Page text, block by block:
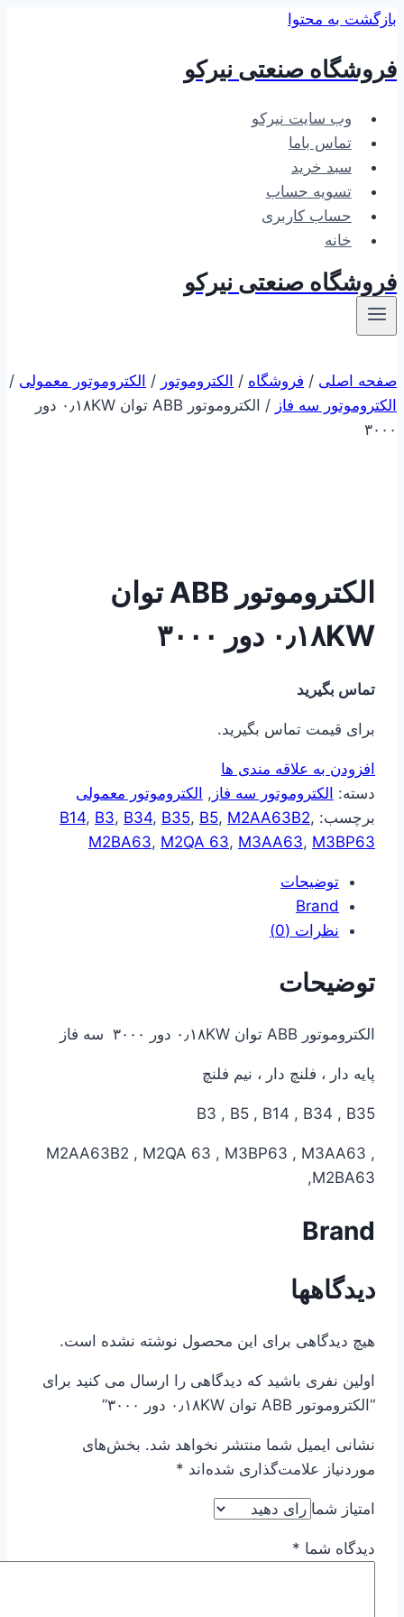
بازگشت به محتوا
فروشگاه صنعتی نیرکو
وب سایت نیرکو
تماس باما
سبد خرید
تسویه حساب
حساب کاربری
خانه
فروشگاه صنعتی نیرکو
صفحه اصلی / فروشگاه / الکتروموتور / الکتروموتور معمولی /
الکتروموتور سه فاز /
الکتروموتور ABB توان ۰٫۱۸KW دور
۳۰۰۰
الکتروموتور ABB توان
۰٫۱۸KW دور ۳۰۰۰
تماس بگیرید
برای قیمت تماس بگیرید.
افزودن به علاقه مندی ها
دسته: الکتروموتور سه فاز , الکتروموتور معمولی
برچسب:
B14, B3, B34, B35, B5, M2AA63B2,
M2BA63, M2QA 63, M3AA63, M3BP63
توضیحات
Brand
نظرات (0)
توضیحات
الکتروموتور ABB توان ۰٫۱۸KW دور ۳۰۰۰ سه فاز
پایه دار ، فلنچ دار ، نیم فلنچ
B3 , B5 , B14 , B34 , B35
M2AA63B2 , M2QA 63 , M3BP63 , M3AA63 ,
M2BA63,
Brand
دیدگاهها
هیچ دیدگاهی برای این محصول نوشته نشده است.
اولین نفری باشید که دیدگاهی را ارسال می کنید برای
“الکتروموتور ABB توان ۰٫۱۸KW دور ۳۰۰۰”
نشانی ایمیل شما منتشر نخواهد شد. بخش‌های
موردنیاز علامت‌گذاری شده‌اند *
امتیاز شما
دیدگاه شما *